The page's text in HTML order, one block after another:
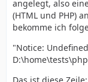
angelegt, also
(HTML und PHP)
bekomme ich
"Notice: